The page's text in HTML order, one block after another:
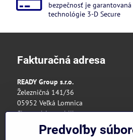
bezpečnosť je
technológie 3-D Secure
Fakturačná adresa
READY Group s.r.o.
Železničná 141/36
05952 Veľká Lomnica
Slovenská republika
IČO: 55 175 431
Predvoľby